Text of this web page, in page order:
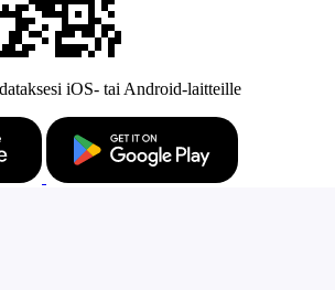
iOS- tai Android-laitteille